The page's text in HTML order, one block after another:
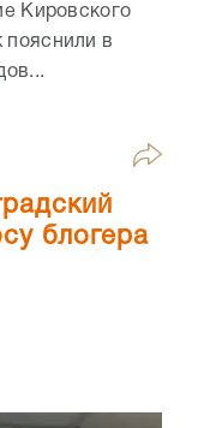
Кировского
пояснили в
блогера